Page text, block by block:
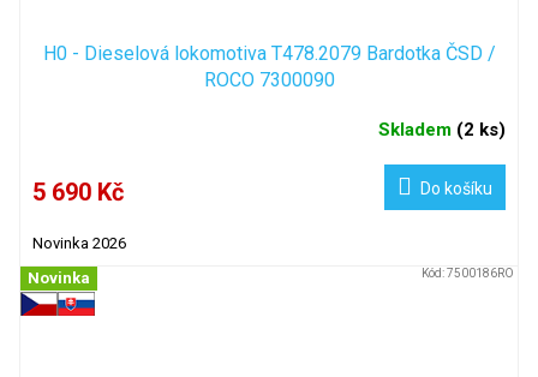
H0 - Dieselová lokomotiva T478.2079 Bardotka ČSD /
ROCO 7300090
Skladem (2 ks)
5 690 Kč Do košíku
Novinka 2026
Novinka Kód:7500186RO